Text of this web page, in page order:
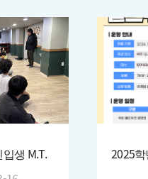
생 M.T.